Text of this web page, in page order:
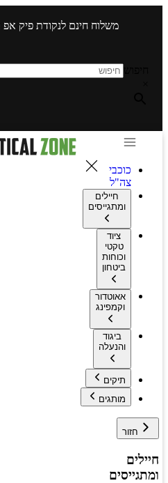
משלוח חינם לנקודת פיק אפ
כוכבי
צה"ל
חיילים
ומתגייסים
ציוד
טקטי
וכוחות
ביטחון
אאוטדור
וקמפינג
ביגוד
והנעלה
תיקים
מותגים
חזור
חיילים
ומתגייסים